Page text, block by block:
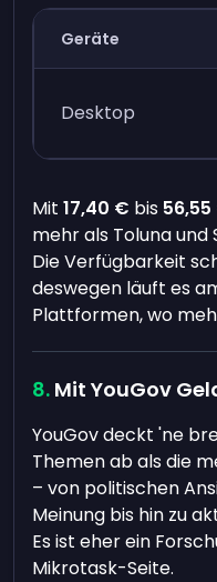
Geräte
Desktop
Mit17,40 € bis
mehr als Toluna und
Die Verfügbarkeit
deswegen läuft es
Plattformen, wo
Mit YouGov
YouGov deckt 'ne
Themen ab als die
– von politischen
Meinung bis hin zu
Es ist eher ein
Mikrotask-Seite.